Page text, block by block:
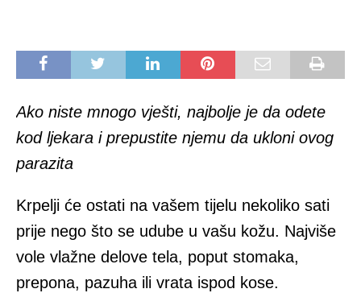
Ako niste mnogo vješti, najbolje je da odete
kod ljekara i prepustite njemu da ukloni ovog
parazita
Krpelji će ostati na vašem tijelu nekoliko sati
prije nego što se udube u vašu kožu. Najviše
vole vlažne delove tela, poput stomaka,
prepona, pazuha ili vrata ispod kose.